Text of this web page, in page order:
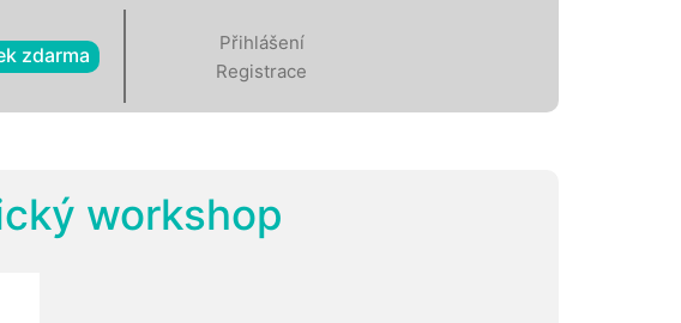
zdarma
Přihlášení
Registrace
workshop